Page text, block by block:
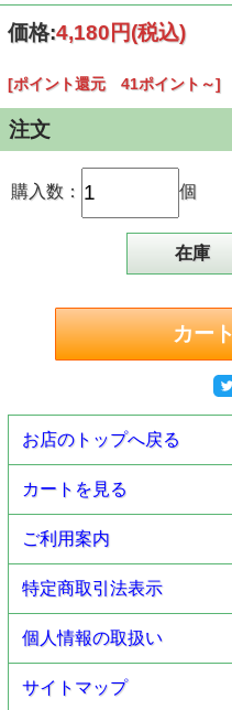
価格:4,180円(税込)
[ポイント還元 41ポイント～]
注文
購入数： 個
在庫
お店のトップへ戻る
カートを見る
ご利用案内
特定商取引法表示
個人情報の取扱い
サイトマップ